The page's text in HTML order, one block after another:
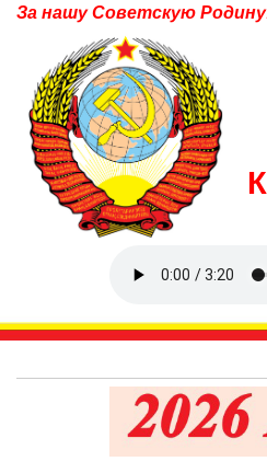
За нашу Советскую